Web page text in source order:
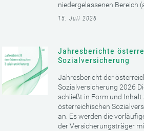
niedergelassenen Bereich
15. Juli 2026
Jahresberichte
Sozialversicherung
Jahresbericht der
Sozialversicherung 2026
schließt in Form und Inhalt
österreichischen
an. Es werden die
der Versicherungsträger